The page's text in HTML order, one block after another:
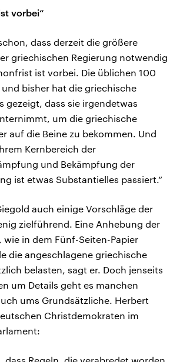
vorbei“
dass derzeit die größere
griechischen Regierung notwendig
ist vorbei. Die üblichen 100
bisher hat die griechische
gezeigt, dass sie irgendetwas
um die griechische
auf die Beine zu bekommen. Und
Kernbereich der
und Bekämpfung der
ist etwas Substantielles passiert.“
auch einige Vorschläge der
zielführend. Eine Anhebung der
wie in dem Fünf-Seiten-Papier
die angeschlagene griechische
belasten, sagt er. Doch jenseits
um Details geht es manchen
ums Grundsätzliche. Herbert
Christdemokraten im